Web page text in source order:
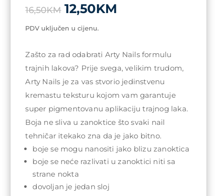
16,50KM Original
price
was:
12,50KM
PDV uključen u cijenu.
Zašto za rad odabrati Arty Nails formulu
trajnih lakova? Prije svega, velikim trudom,
Arty Nails je za vas stvorio jedinstvenu
kremastu teksturu kojom vam garantuje
super pigmentovanu aplikaciju trajnog laka.
Boja ne sliva u zanoktice što svaki nail
tehničar itekako zna da je jako bitno.
boje se mogu nanositi jako blizu zanoktica
boje se neće razlivati u zanoktici niti sa
strane nokta
dovoljan je jedan sloj